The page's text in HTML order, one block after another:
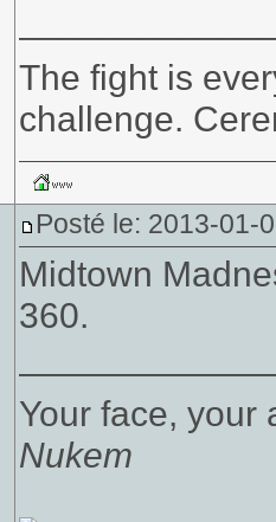
The fight is
challenge.
Posté le: 2013-01-
Midtown
360.
Your face,
Nukem